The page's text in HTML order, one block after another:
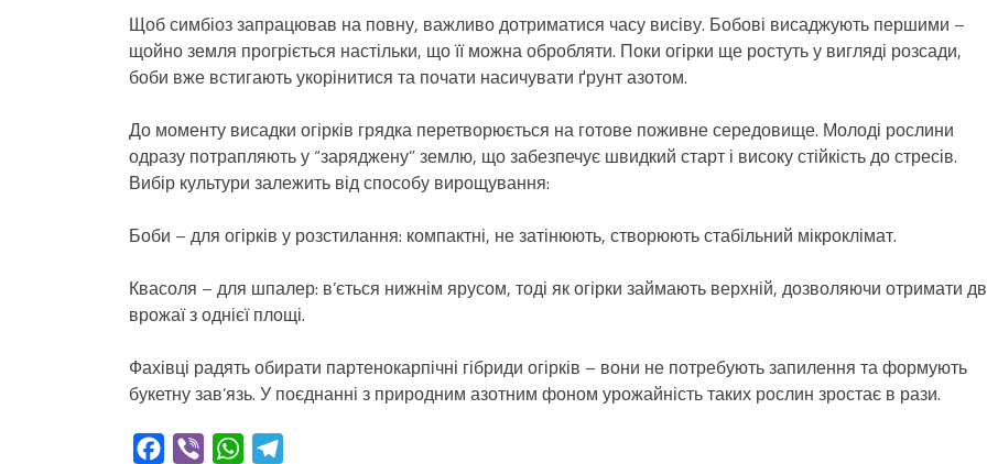
Щоб симбіоз запрацював на повну, важливо дотриматися часу висіву. Бобові висаджують першими –
щойно земля прогріється настільки, що її можна обробляти. Поки огірки ще ростуть у вигляді розсади,
боби вже встигають укорінитися та почати насичувати ґрунт азотом.
До моменту висадки огірків грядка перетворюється на готове поживне середовище. Молоді рослини
одразу потрапляють у “заряджену” землю, що забезпечує швидкий старт і високу стійкість до стресів.
Вибір культури залежить від способу вирощування:
Боби – для огірків у розстилання: компактні, не затінюють, створюють стабільний мікроклімат.
Квасоля – для шпалер: в’ється нижнім ярусом, тоді як огірки займають верхній, дозволяючи отримати
врожаї з однієї площі.
Фахівці радять обирати партенокарпічні гібриди огірків – вони не потребують запилення та формують
букетну зав’язь. У поєднанні з природним азотним фоном урожайність таких рослин зростає в рази.
Facebook
Viber WhatsApp